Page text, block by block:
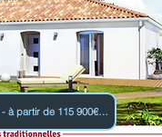
AUBETIERE SUD - à partir de 115 900€ TTC